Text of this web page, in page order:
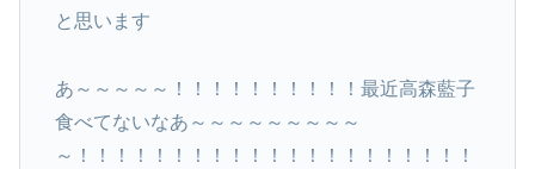
と思います
あ～～～～～！！！！！！！！！！最近高森藍子
食べてないなあ～～～～～～～～～
～！！！！！！！！！！！！！！！！！！！！！